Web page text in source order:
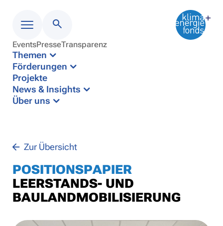
Menü
EventsPresseTransparenz
Themen
Förderungen
Projekte
News & Insights
Über uns
Zur Übersicht
POSITIONSPAPIER
LEERSTANDS- UND
BAULANDMOBILISIERUNG